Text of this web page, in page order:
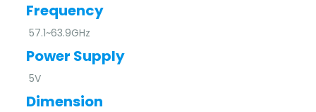
Frequency
57.1~63.9GHz
Power Supply
5V
Dimension